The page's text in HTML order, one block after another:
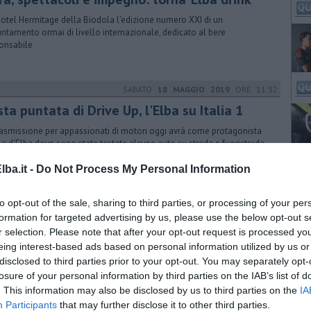
- Do Not Process My Personal Information
opt-out of the sale, sharing to third parties, or processing of your
for targeted advertising by us, please use the below opt-out
selection. Please note that after your opt-out request is processed
interest-based ads based on personal information utilized by us
to third parties prior to your opt-out. You may separately
of your personal information by third parties on the IAB’s list of
This information may also be disclosed by us to third parties on the
Participants that may further disclose it to other third parties.
Hermitage della Biodola l'edizione numero XXI di un
ormai di livello internazionale, dedicato al bere
SABATO 18 MAGGIO 2019 ORE 11:32
puntata di Drive Up, l'Elba su Italia 1
per appassionati di motori oggi avrà come protagonista
d'Elba dove sono state testate alcune auto su strada e fuoristrada
VENERDÌ31 MAGGIO 2019ORE 15:17
Marina nei borghi marinari più belli d'Italia
minerario e marinaro di Rio Marina per le sue particolarità è stato
nella Top ten pubblicata oggi da TgCom24 di Mediaset